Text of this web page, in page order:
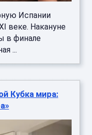
Испании
веке. Накануне
в финале
...
Кубка мира: